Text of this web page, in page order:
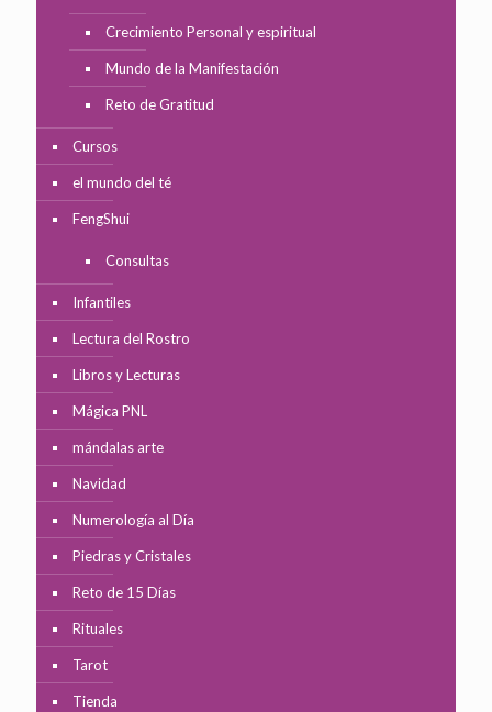
Crecimiento Personal y espiritual
Mundo de la Manifestación
Reto de Gratitud
Cursos
el mundo del té
FengShui
Consultas
Infantiles
Lectura del Rostro
Libros y Lecturas
Mágica PNL
mándalas arte
Navidad
Numerología al Día
Piedras y Cristales
Reto de 15 Días
Rituales
Tarot
Tienda